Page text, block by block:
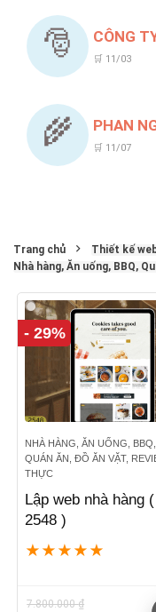
🎅 CÔNG
🛒 11/03
🌾 PHAN
🛒 11/07
Trang chủ
Thiết kế
Nhà hàng, Ăn uống, BBQ,
- 29%
NHÀ HÀNG, ĂN UỐNG, BBQ,
QUÁN ĂN, ĐỒ ĂN VẶT,
THỰC
Lập web nhà hàng (
2548 )
★ ★ ★ ★ ★
7.800.000₫